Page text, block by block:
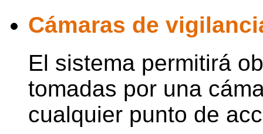
Cámaras de
El sistema permitirá
tomadas por una
cualquier punto de